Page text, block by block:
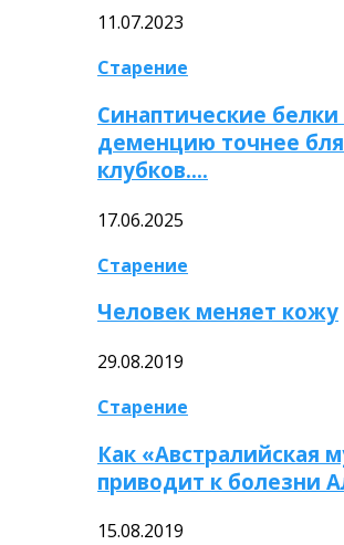
11.07.2023
Старение
Синаптические
деменцию точнее
клубков….
17.06.2025
Старение
Человек меняет кожу
29.08.2019
Старение
Как «Австралийская
приводит к болезни
15.08.2019